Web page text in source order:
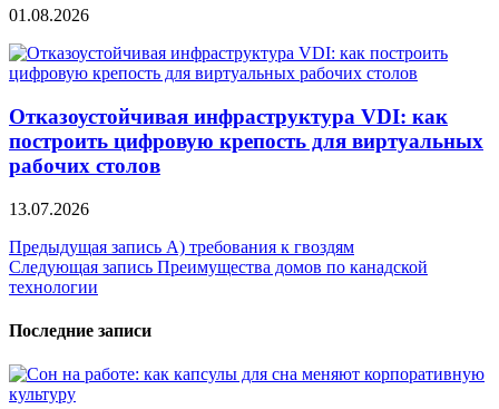
01.08.2026
Отказоустойчивая инфраструктура VDI: как
построить цифровую крепость для виртуальных
рабочих столов
13.07.2026
Навигация
по
Предыдущая запись А) требования к гвоздям
Следующая запись Преимущества домов по канадской
технологии
Последние записи